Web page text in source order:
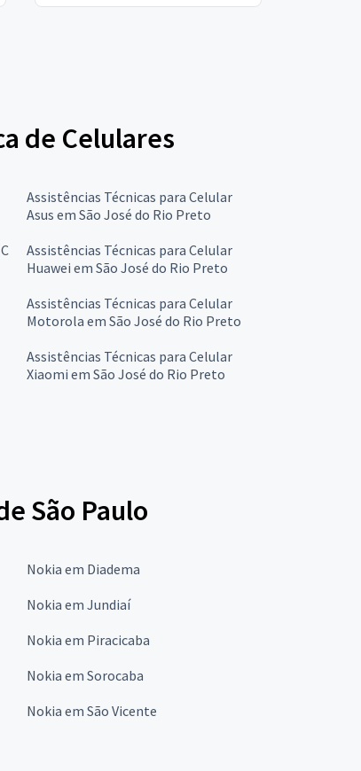
de Celulares
Assistências Técnicas para Celular
Asus em São José do Rio Preto
Assistências Técnicas para Celular
Huawei em São José do Rio Preto
Assistências Técnicas para Celular
Motorola em São José do Rio Preto
Assistências Técnicas para Celular
Xiaomi em São José do Rio Preto
São Paulo
Nokia em Diadema
Nokia em Jundiaí
Nokia em Piracicaba
Nokia em Sorocaba
Nokia em São Vicente